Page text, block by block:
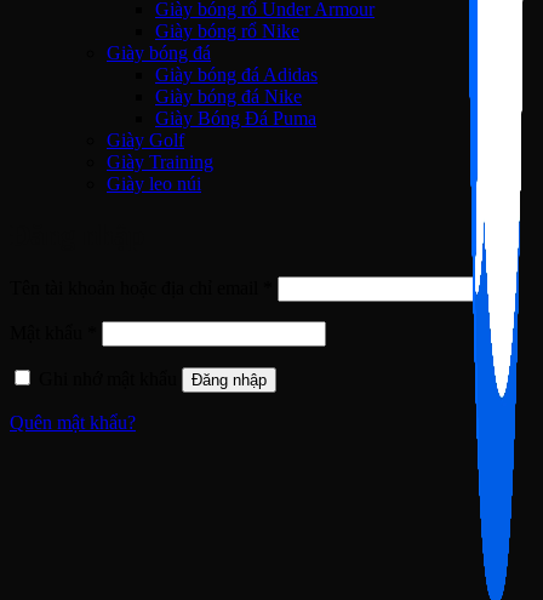
Giày bóng rổ Under Armour
Giày bóng rổ Nike
Giày bóng đá
Giày bóng đá Adidas
Giày bóng đá Nike
Giày Bóng Đá Puma
Giày Golf
Giày Training
Giày leo núi
buộc
buộc
Đăng nhập
Quên mật khẩu?